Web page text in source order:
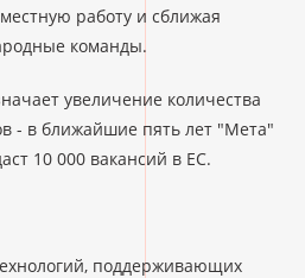
работу и сближая
команды.
увеличение количества
- в ближайшие пять лет "Мета"
10 000 вакансий в ЕС.
поддерживающих